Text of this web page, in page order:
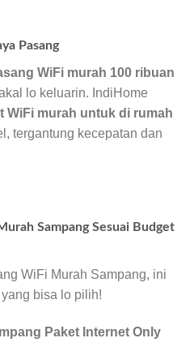
Pasang
WiFi murah 100 ribuan
lo keluarin. IndiHome
WiFi murah untuk di rumah
tergantung kecepatan dan
Sampang Sesuai Budget
WiFi Murah Sampang, ini
yang bisa lo pilih!
Paket Internet Only